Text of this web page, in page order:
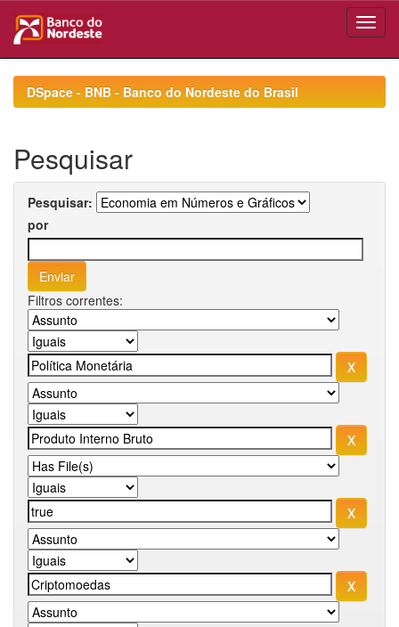
navigationDSpace - BNB - Banco do Nordeste do Brasil
Pesquisar
Pesquisar:
por
Filtros correntes: